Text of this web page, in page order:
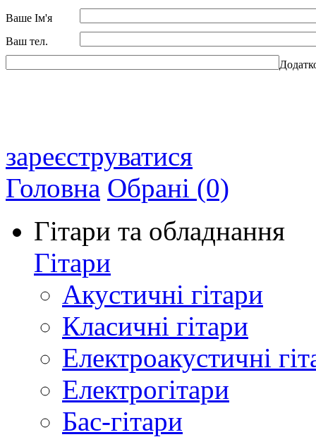
Ваше Ім'я
Ваш тел.
зареєструватися
Головна Обрані (0)
Гітари та обладнання
Гітари
Акустичні гітари
Класичні гітари
Електроакустичні
Електрогітари
Бас-гітари